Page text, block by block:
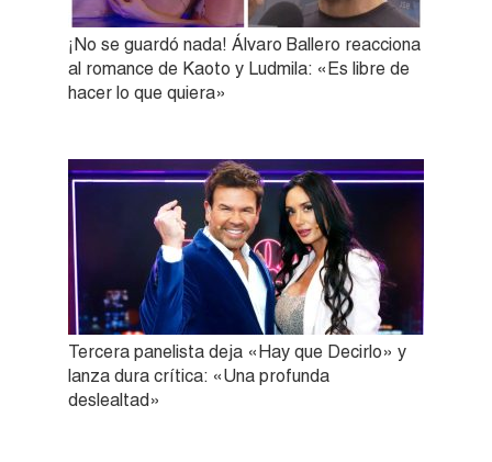
¡No se guardó nada! Álvaro Ballero reacciona
al romance de Kaoto y Ludmila: «Es libre de
hacer lo que quiera»
Tercera panelista deja «Hay que Decirlo» y
lanza dura crítica: «Una profunda
deslealtad»